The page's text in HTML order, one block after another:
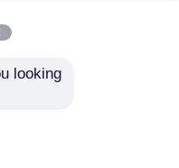
Motorlangsames
6V 12V 24V
looking